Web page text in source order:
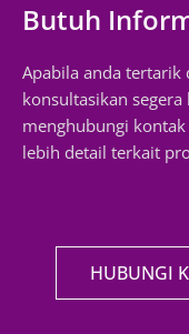
Butuh
Apabila anda tertarik
konsultasikan
menghubungi
lebih detail terkait
HUBUNGI